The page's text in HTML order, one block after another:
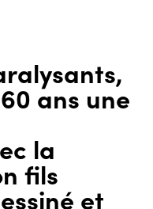
ans une
la
fils
et